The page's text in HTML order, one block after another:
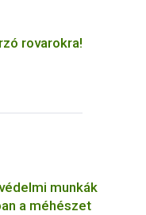
rovarokra!
munkák
a méhészet